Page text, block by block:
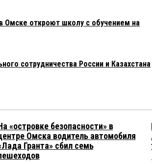
Омске откроют школу с обучением на
сотрудничества России и Казахстана
«островке безопасности» в
Омска водитель автомобиля
Гранта» сбил семь